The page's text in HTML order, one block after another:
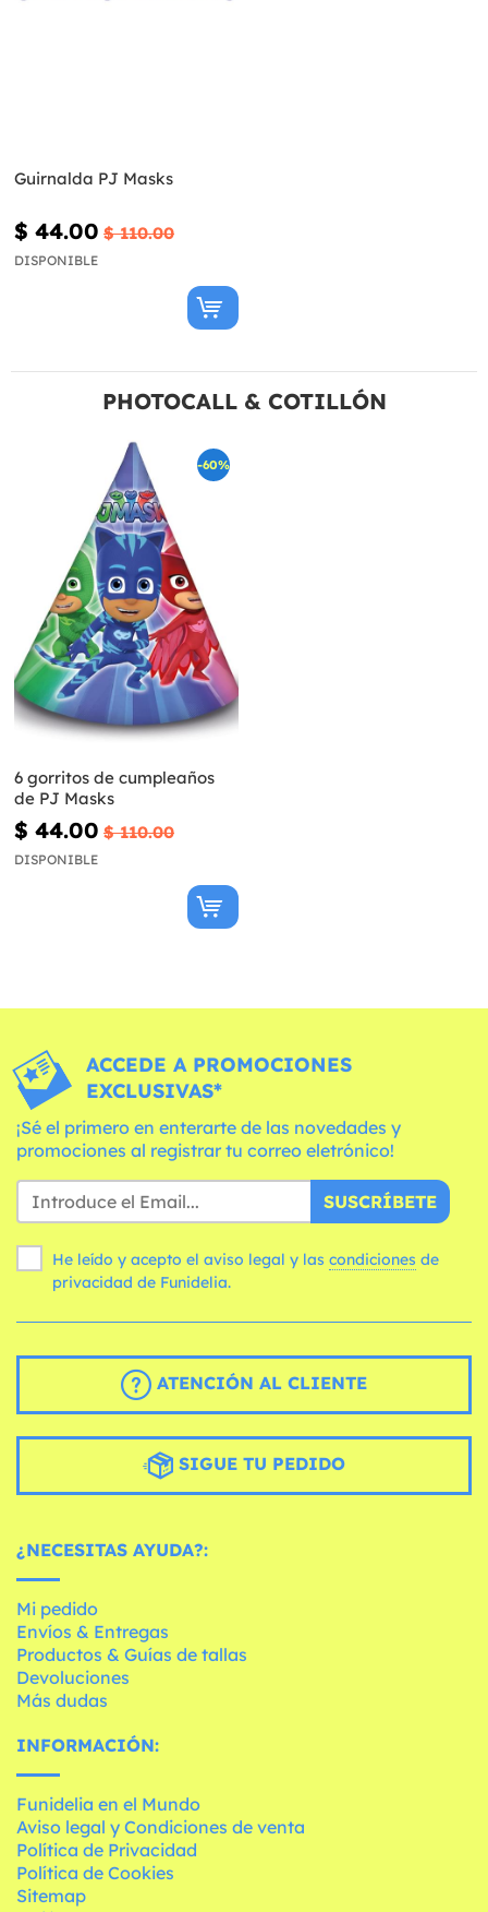
Guirnalda PJ Masks
$ 44.00 $ 110.00
DISPONIBLE
PHOTOCALL & COTILLÓN
-60%
6 gorritos de cumpleaños
de PJ Masks
$ 44.00 $ 110.00
DISPONIBLE
ACCEDE A PROMOCIONES
EXCLUSIVAS*
¡Sé el primero en enterarte de las novedades y
promociones al registrar tu correo eletrónico!
SUSCRÍBETE
He leído y acepto el aviso legal y las condiciones
privacidad de Funidelia.
ATENCIÓN AL CLIENTE
SIGUE TU PEDIDO
¿NECESITAS AYUDA?:
Mi pedido
Envíos & Entregas
Productos & Guías de tallas
Devoluciones
Más dudas
INFORMACIÓN:
Funidelia en el Mundo
Aviso legal y Condiciones de venta
Política de Privacidad
Política de Cookies
Sitemap